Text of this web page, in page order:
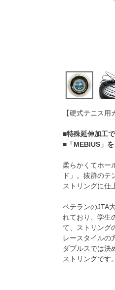
【硬式テニス用
■特殊延伸加工
■「MEBIUS」
柔らかくてホー
ド」。抜群の
ストリングに仕
ベテランのJTA
れており、学生
て、ストリング
レースタイルの
ダブルスでは決
ストリングです。